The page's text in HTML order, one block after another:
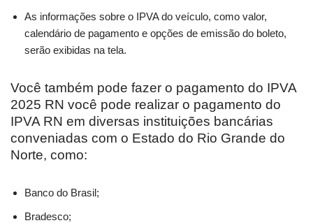
As informações sobre o IPVA do veículo, como valor,
calendário de pagamento e opções de emissão do boleto,
serão exibidas na tela.
Você também pode fazer o pagamento do IPVA
2025 RN você pode realizar o pagamento do
IPVA RN em diversas instituições bancárias
conveniadas com o Estado do Rio Grande do
Norte, como:
Banco do Brasil;
Bradesco;